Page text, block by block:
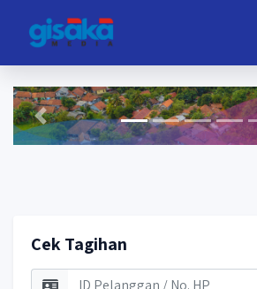
Previous
Cek Tagihan